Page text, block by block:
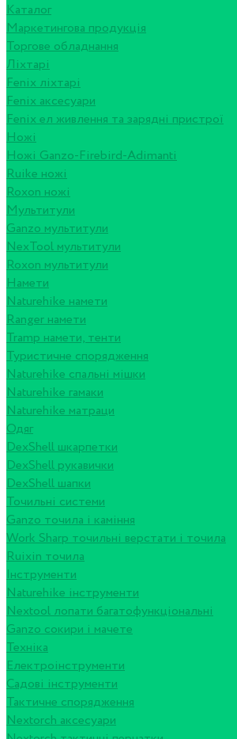
Каталог
Маркетингова продукція
Торгове обладнання
Ліхтарі
Fenix ліхтарі
Fenix аксесуари
Fenix ел живлення та зарядні пристрої
Ножі
Ножі Ganzo-Firebird-Adimanti
Ruike ножі
Roxon ножi
Мультитули
Ganzo мультитули
NexTool мультитули
Roxon мультитули
Намети
Naturehike намети
Ranger намети
Tramp намети, тенти
Туристичне спорядження
Naturehike спальні мішки
Naturehike гамаки
Naturehike матраци
Одяг
DexShell шкарпетки
DexShell рукавички
DexShell шапки
Точильні системи
Ganzo точила і каміння
Work Sharp точильні верстати і точила
Ruixin точила
Інструменти
Naturehike інструменти
Nextool лопати багатофункціональні
Ganzo сокири і мачете
Техніка
Електроінструменти
Садові інструменти
Тактичне спорядження
Nextorch аксесуари